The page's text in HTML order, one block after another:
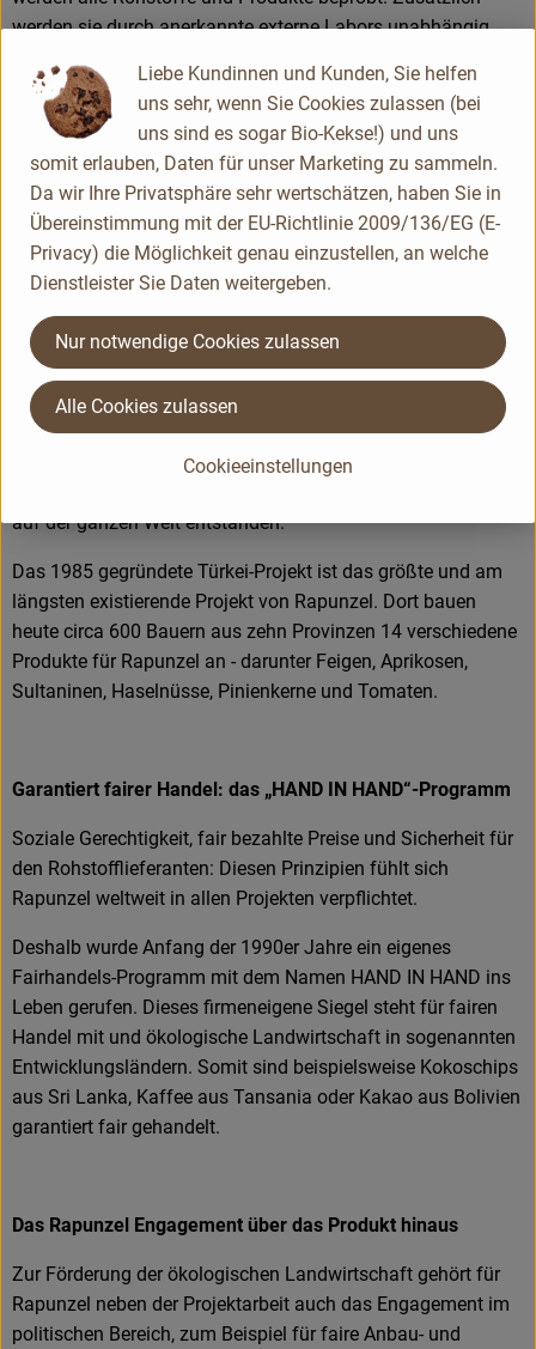
werden sie durch anerkannte externe Labors unabhängig
Wie schon zu Beginn liegen Rapunzel auch heute die
persönlichen Kontakte zu den Lieferanten und langfristige
Partnerschaften besonders am Herzen. Besuche vor Ort,
Beratung durch eigene Agrar-Ingenieure und der rege
Austausch miteinander sichern die einwandfreie Qualität der
Rohstoffe ab. Das schafft Transparenz - vom Feld bis zum
Teller des Verbrauchers.
Das größte Rapunzel Anbauprojekt: Bio aus der Türkei
Als Bio-Pionier setzt sich Rapunzel von Anfang an für die
Förderung der ökologischen Landwirtschaft ein. Aus dieser
auf der ganzen Welt entstanden.
Das 1985 gegründete Türkei-Projekt ist das größte und am
längsten existierende Projekt von Rapunzel. Dort bauen
heute circa 600 Bauern aus zehn Provinzen 14 verschiedene
Produkte für Rapunzel an - darunter Feigen, Aprikosen,
Sultaninen, Haselnüsse, Pinienkerne und Tomaten.
Garantiert fairer Handel: das „HAND IN HAND“-Programm
Soziale Gerechtigkeit, fair bezahlte Preise und Sicherheit für
den Rohstofflieferanten: Diesen Prinzipien fühlt sich
Rapunzel weltweit in allen Projekten verpflichtet.
Deshalb wurde Anfang der 1990er Jahre ein eigenes
Fairhandels-Programm mit dem Namen HAND IN HAND ins
Leben gerufen. Dieses firmeneigene Siegel steht für fairen
Handel mit und ökologische Landwirtschaft in sogenannten
Entwicklungsländern. Somit sind beispielsweise Kokoschips
aus Sri Lanka, Kaffee aus Tansania oder Kakao aus Bolivien
garantiert fair gehandelt.
Das Rapunzel Engagement über das Produkt hinaus
Zur Förderung der ökologischen Landwirtschaft gehört für
Rapunzel neben der Projektarbeit auch das Engagement im
politischen Bereich, zum Beispiel für faire Anbau- und
Liebe Kundinnen und Kunden, Sie helfen
uns sehr, wenn Sie Cookies zulassen (bei
uns sind es sogar Bio-Kekse!) und uns
somit erlauben, Daten für unser Marketing zu sammeln.
Da wir Ihre Privatsphäre sehr wertschätzen, haben Sie in
Übereinstimmung mit der EU-Richtlinie 2009/136/EG (E-
Privacy) die Möglichkeit genau einzustellen, an welche
Dienstleister Sie Daten weitergeben.
Cookieeinstellungen
Nur notwendige Cookies zulassen
Alle Cookies zulassen